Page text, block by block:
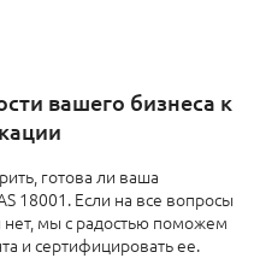
вашего бизнеса к
готова ли ваша
18001. Если на все вопросы
нет, мы с радостью поможем
и сертифицировать ее.